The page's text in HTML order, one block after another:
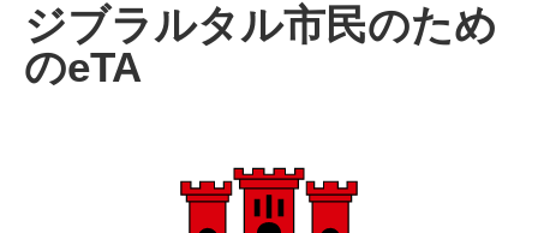
ホーム
eTA申請
ジブラルタル市民のため
のeTA